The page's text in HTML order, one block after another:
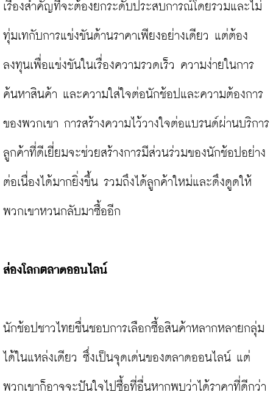
เรื่องสำคัญที่จะต้องยกระดับประสบการณ์โดยรวมและไม่
ทุ่มเทกับการแข่งขันด้านราคาเพียงอย่างเดียว แต่ต้อง
ลงทุนเพื่อแข่งขันในเรื่องความรวดเร็ว ความง่ายในการ
ค้นหาสินค้า และความใส่ใจต่อนักช้อปและความต้องการ
ของพวกเขา การสร้างความไว้วางใจต่อแบรนด์ผ่านบริการ
ลูกค้าที่ดีเยี่ยมจะช่วยสร้างการมีส่วนร่วมของนักช้อปอย่าง
ต่อเนื่องได้มากยิ่งขึ้น รวมถึงได้ลูกค้าใหม่และดึงดูดให้
พวกเขาหวนกลับมาซื้ออีก
ส่องโลกตลาดออนไลน์
นักช้อปชาวไทยชื่นชอบการเลือกซื้อสินค้าหลากหลายกลุ่ม
ได้ในแหล่งเดียว ซึ่งเป็นจุดเด่นของตลาดออนไลน์ แต่
พวกเขาก็อาจจะปันใจไปซื้อที่อื่นหากพบว่าได้ราคาที่ดีกว่า